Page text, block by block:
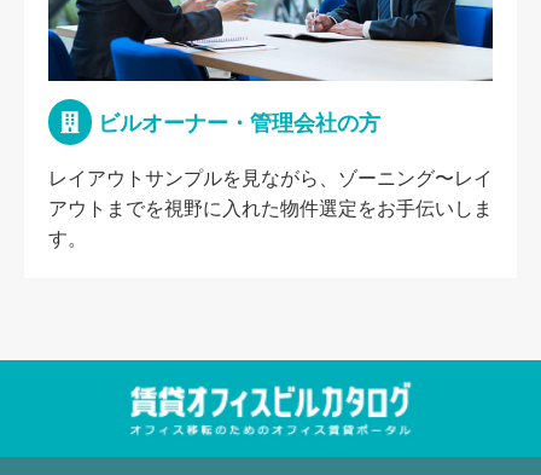
ビルオーナー・管理会社の方
レイアウトサンプルを見ながら、ゾーニング〜レイ
アウトまでを視野に入れた物件選定をお手伝いしま
す。